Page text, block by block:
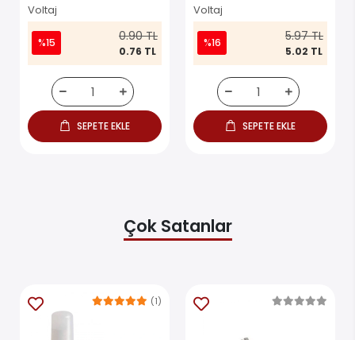
Voltaj
%15 0.90 TL
0.76 TL
SEPETE EKLE
Voltaj
%16 5.97 TL
5.02 TL
SEPETE EKLE
Çok Satanlar
(1)